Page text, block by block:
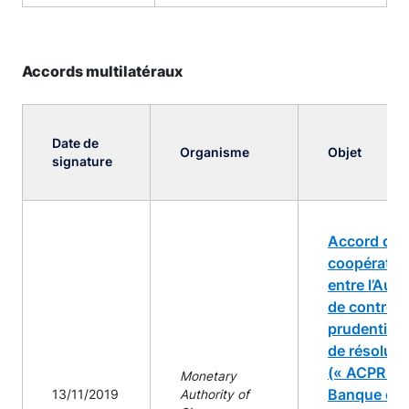
Accords multilatéraux
Date de
signature
Organisme Objet
13/11/2019
Monetary
Authority of
Accord de
entre
de contrôle
prudentiel
de
(« ACPR
Banque de